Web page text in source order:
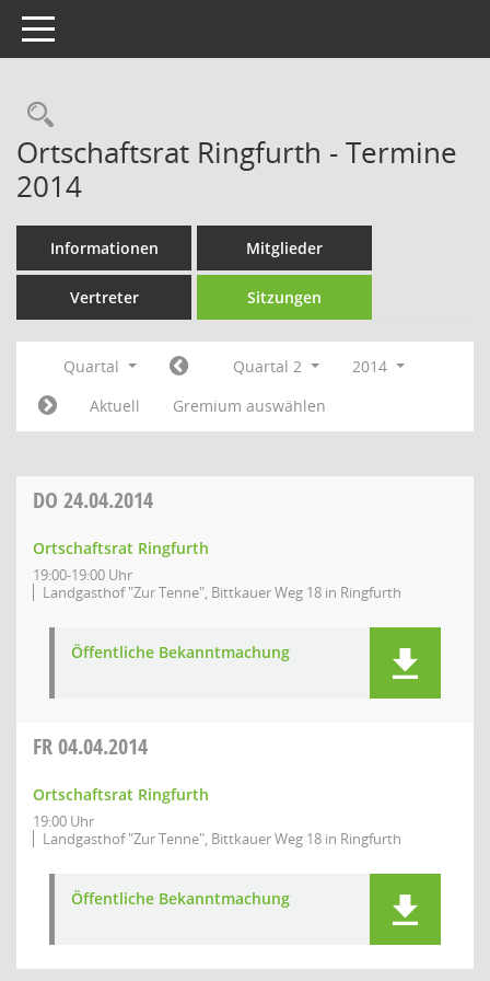
Toggle navigation
Rechercheauswahl
Ortschaftsrat Ringfurth - Termine
2014
Informationen Mitglieder
Vertreter Sitzungen
Quartal Quartal 2
2014
Aktuell
Gremium auswählen
DO 24.04.2014
Ortschaftsrat Ringfurth
19:00-19:00 Uhr
Landgasthof "Zur Tenne", Bittkauer Weg 18 in Ringfurth
Öffentliche Bekanntmachung
FR04.04.2014
Ortschaftsrat Ringfurth
19:00 Uhr
Landgasthof "Zur Tenne", Bittkauer Weg 18 in Ringfurth
Öffentliche Bekanntmachung